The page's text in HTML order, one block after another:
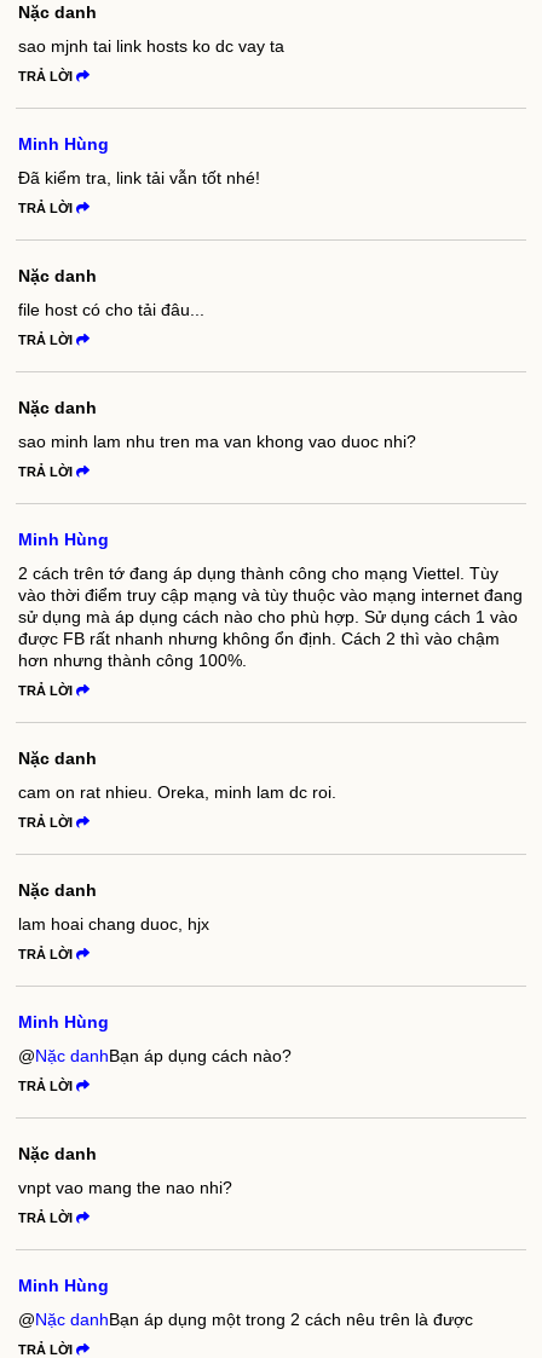
Nặc danh
sao mjnh tai link hosts ko dc vay ta
TRẢ LỜI
Minh Hùng
Đã kiểm tra, link tải vẫn tốt nhé!
TRẢ LỜI
Nặc danh
file host có cho tải đâu...
TRẢ LỜI
Nặc danh
sao minh lam nhu tren ma van khong vao duoc nhi?
TRẢ LỜI
Minh Hùng
2 cách trên tớ đang áp dụng thành công cho mạng Viettel. Tùy
vào thời điểm truy cập mạng và tùy thuộc vào mạng internet đang
sử dụng mà áp dụng cách nào cho phù hợp. Sử dụng cách 1 vào
được FB rất nhanh nhưng không ổn định. Cách 2 thì vào chậm
hơn nhưng thành công 100%.
TRẢ LỜI
Nặc danh
cam on rat nhieu. Oreka, minh lam dc roi.
TRẢ LỜI
Nặc danh
lam hoai chang duoc, hjx
TRẢ LỜI
Minh Hùng
@Nặc danhBạn áp dụng cách nào?
TRẢ LỜI
Nặc danh
vnpt vao mang the nao nhi?
TRẢ LỜI
Minh Hùng
@Nặc danhBạn áp dụng một trong 2 cách nêu trên là được
TRẢ LỜI